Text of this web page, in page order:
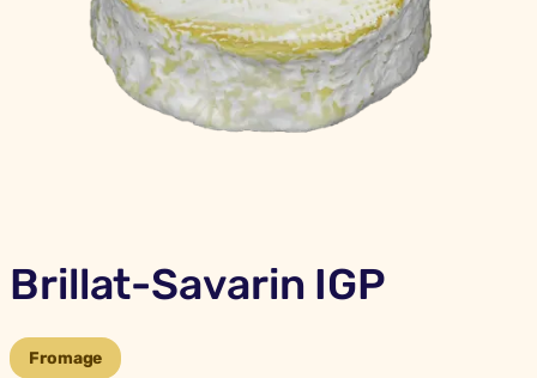
Brillat-Savarin IGP
Fromage